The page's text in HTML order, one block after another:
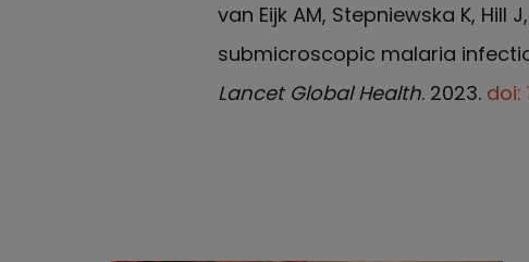
van Eijk AM, Stepniewska K,
submicroscopic malaria
Lancet Global Health. 2023. doi: